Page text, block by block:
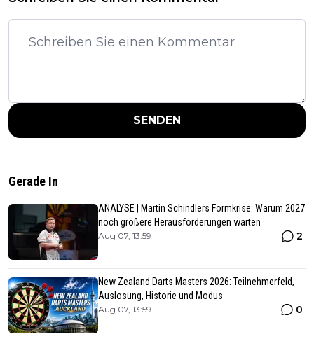
SENDEN
Gerade In
ANALYSE | Martin Schindlers Formkrise: Warum 2027
noch größere Herausforderungen warten
Aug 07, 13:59 2
New Zealand Darts Masters 2026: Teilnehmerfeld,
Auslosung, Historie und Modus
Aug 07, 13:59 0